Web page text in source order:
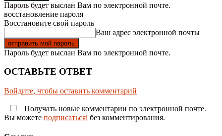
Пароль будет выслан Вам по электронной почте.
восстановление пароля
Восстановите свой пароль
Ваш адрес электронной почты
Пароль будет выслан Вам по электронной почте.
ОСТАВЬТЕ ОТВЕТ
Войдите, чтобы оставить комментарий
Получать новые комментарии по электронной почте.
Вы можете подписатьсяi без комментирования.